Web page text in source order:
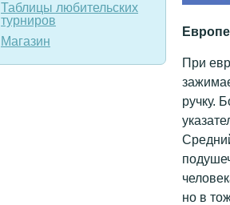
Таблицы любительских
турниров
Магазин
При
ручку.
но в